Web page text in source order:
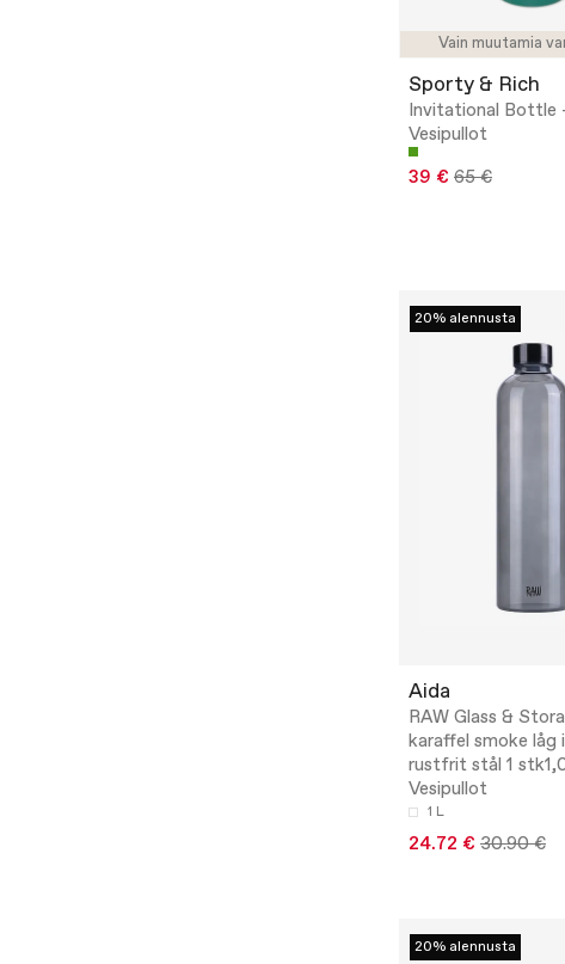
Vain muutamia
Sporty & Rich
Invitational Bottle
Vesipullot
39 € 65 €
20% alennusta
Aida
RAW Glass &
karaffel smoke låg i
rustfrit stål 1
Vesipullot
1 L
24.72 € 30.90 €
20% alennusta